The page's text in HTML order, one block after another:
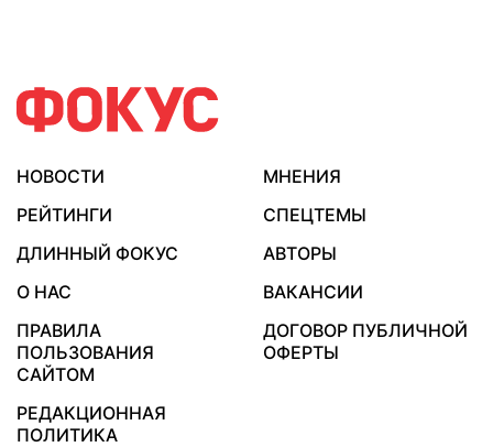
НОВОСТИ
МНЕНИЯ
РЕЙТИНГИ
СПЕЦТЕМЫ
ДЛИННЫЙ ФОКУС
АВТОРЫ
О НАС
ВАКАНСИИ
ПРАВИЛА
ПОЛЬЗОВАНИЯ
САЙТОМ
ДОГОВОР ПУБЛИЧНОЙ
ОФЕРТЫ
РЕДАКЦИОННАЯ
ПОЛИТИКА